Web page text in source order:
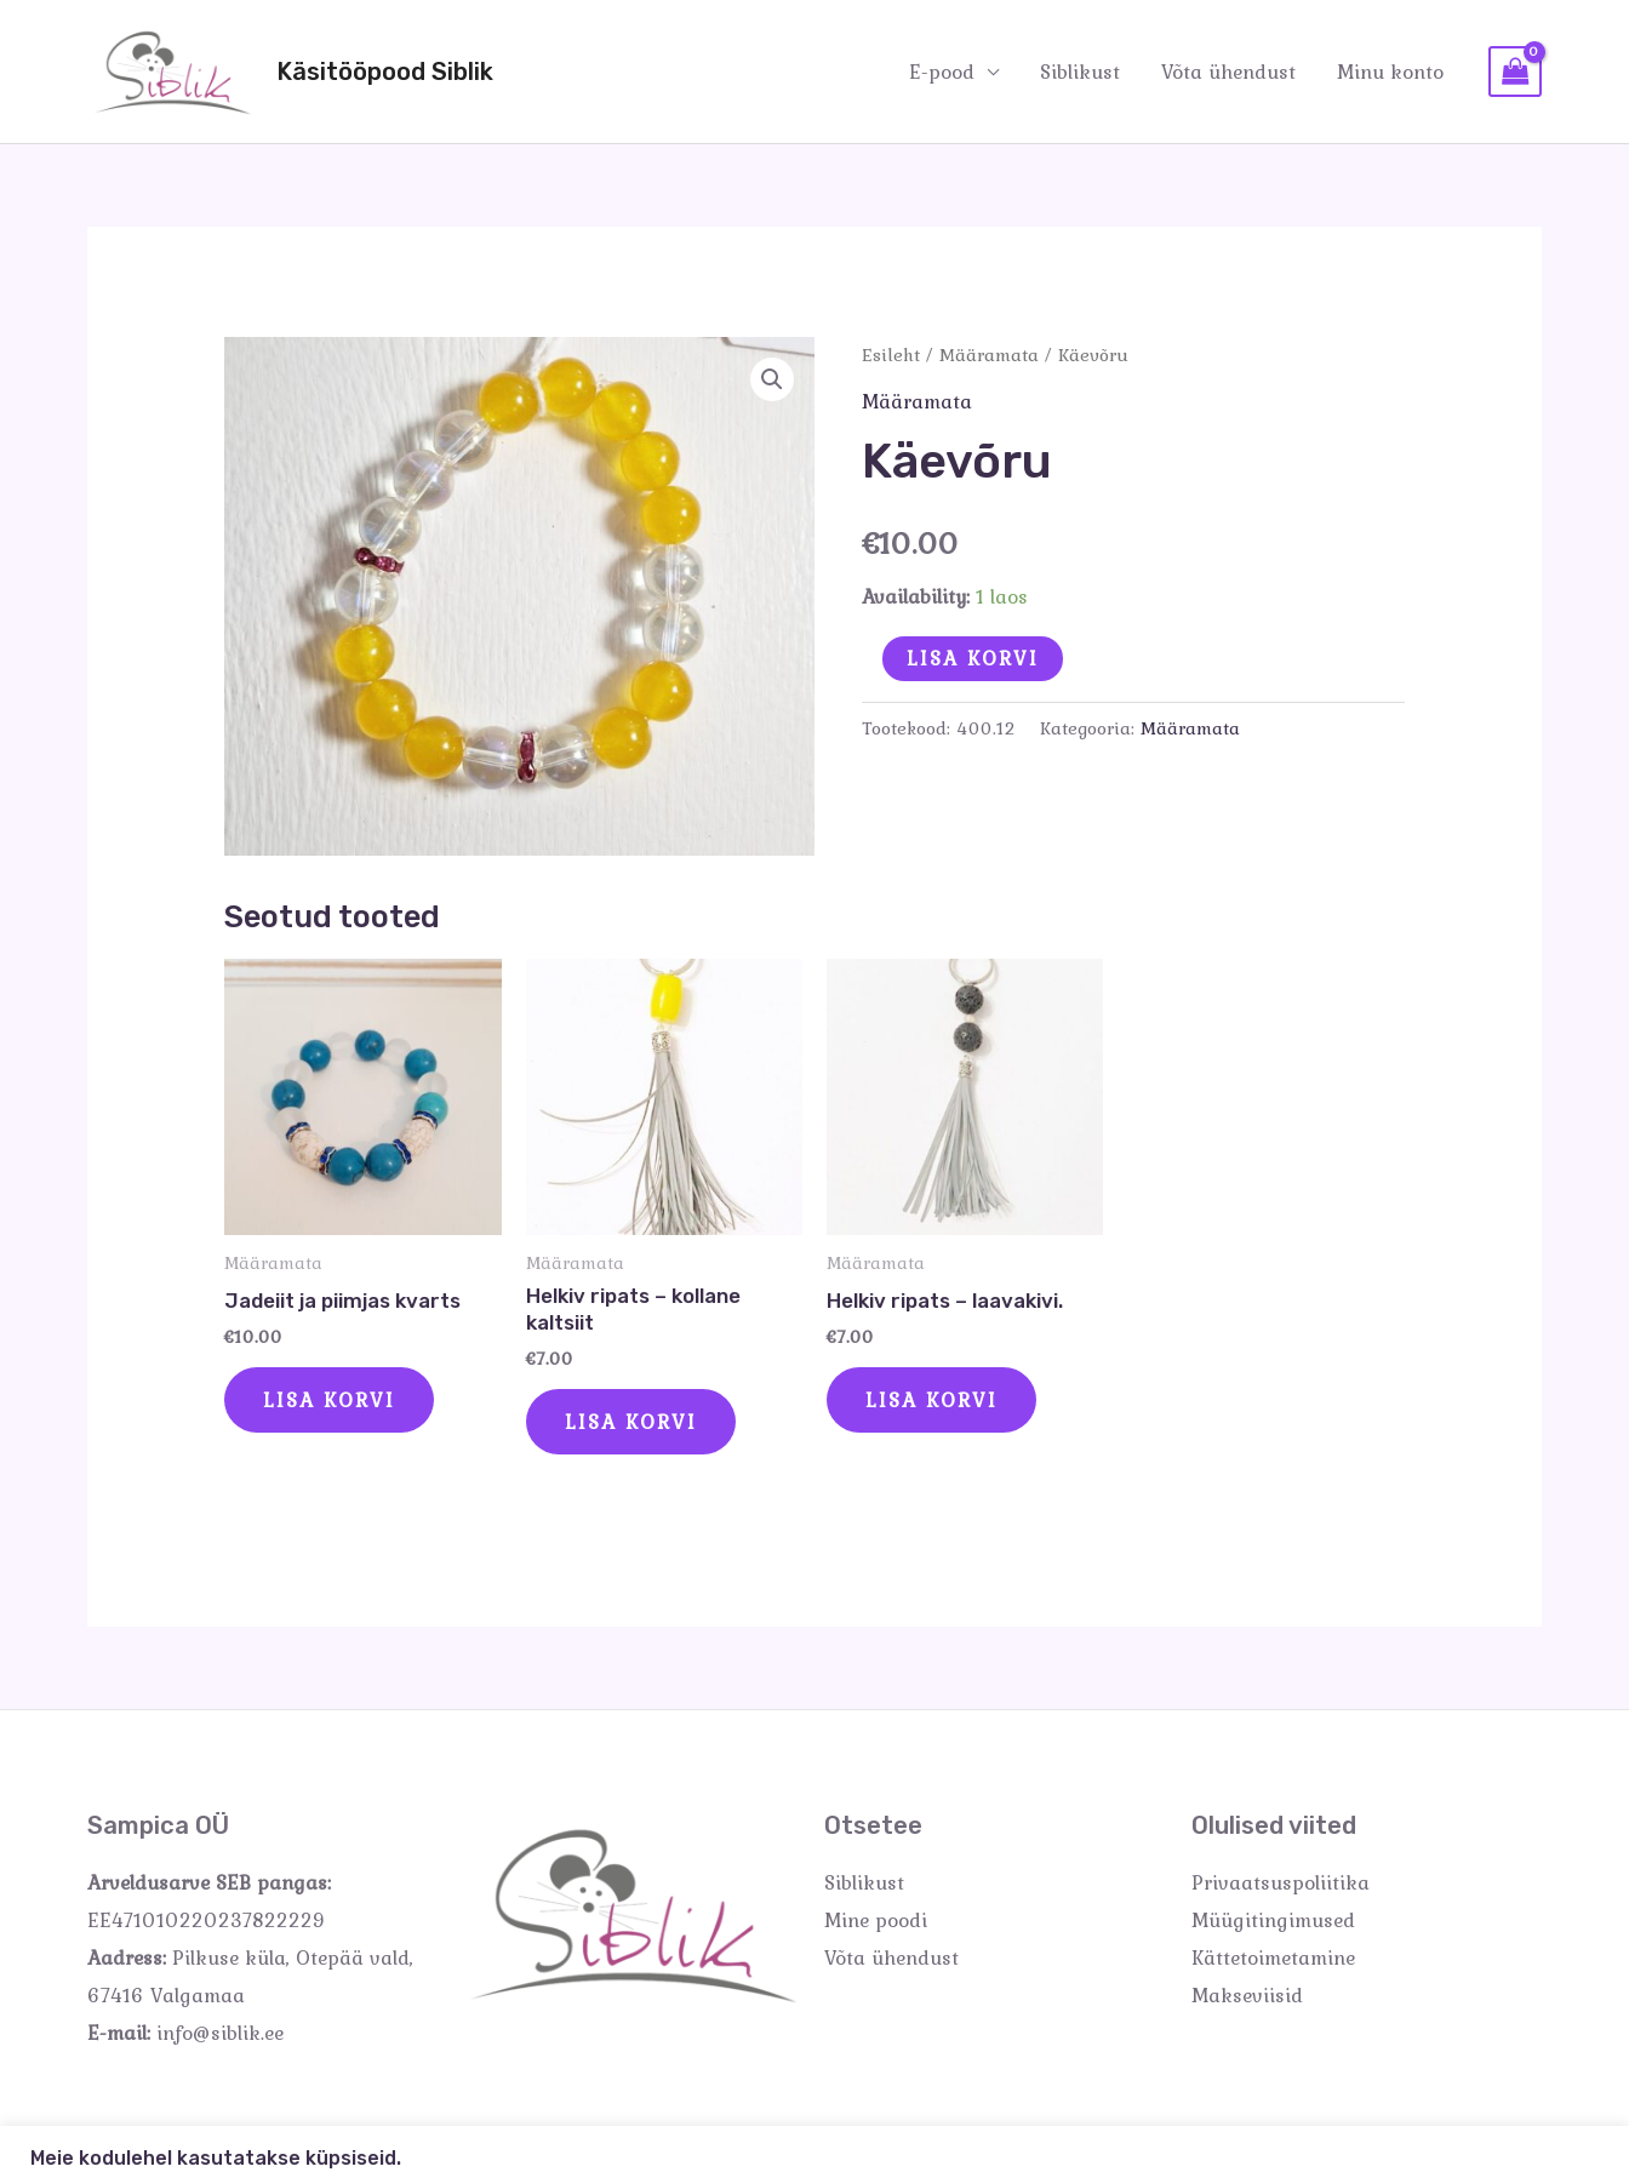
Käsitööpood Siblik E-pood Siblikust Võta ühendust Minu konto
Esileht/ Määramata/ Käevõru
Määramata
Käevõru
€10.00
Availability:1 laos
Käevõru
kogus
LISA KORVI
Tootekood: 400.12 Kategooria: Määramata
Seotud tooted
Määramata
Jadeiit ja piimjas kvarts
€10.00
LISA KORVI
Määramata
Helkiv ripats – kollane
kaltsiit
€7.00
LISA KORVI
Määramata
Helkiv ripats – laavakivi.
€7.00
LISA KORVI
Sampica OÜ
Arveldusarve SEB pangas:
EE471010220237822229
Aadress: Pilkuse küla, Otepää vald,
67416 Valgamaa
E-mail: info@siblik.ee
Otsetee
Siblikust
Mine poodi
Võta ühendust
Olulised viited
Privaatsuspoliitika
Müügitingimused
Kättetoimetamine
Makseviisid
Meie kodulehel kasutatakse küpsiseid.